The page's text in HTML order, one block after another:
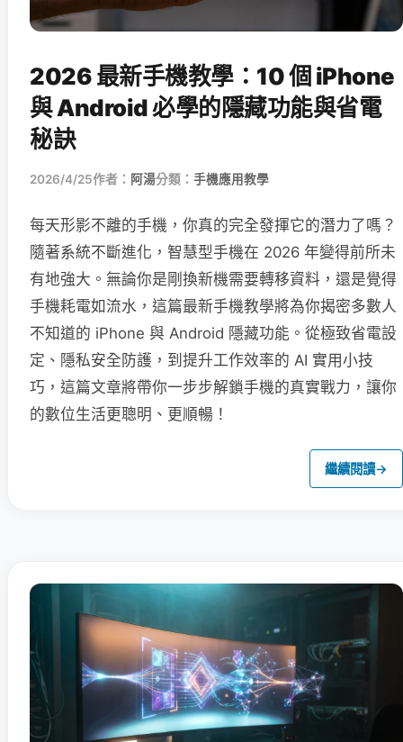
2026 最新手機教學：10 個 iPhone
與 Android 必學的隱藏功能與省電
秘訣
2026/4/25作者： 阿湯分類： 手機應用教學
每天形影不離的手機，你真的完全發揮它的潛力了嗎？
隨著系統不斷進化，智慧型手機在 2026 年變得前所未
有地強大。無論你是剛換新機需要轉移資料，還是覺得
手機耗電如流水，這篇最新手機教學將為你揭密多數人
不知道的 iPhone 與 Android 隱藏功能。從極致省電設
定、隱私安全防護，到提升工作效率的 AI 實用小技
巧，這篇文章將帶你一步步解鎖手機的真實戰力，讓你
的數位生活更聰明、更順暢！
繼續閱讀→